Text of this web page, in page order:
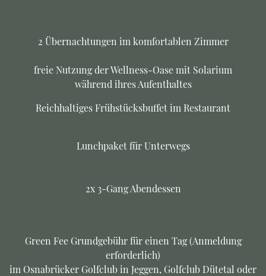
2 Übernachtungen im komfortablen Zimmer
freie Nutzung der Wellness-Oase mit Solarium
während ihres Aufenthaltes
Reichhaltiges Frühstücksbuffet im Restaurant
Lunchpaket für Unterwegs
2x 3-Gang Abendessen
Green Fee Grundgebühr für einen Tag (Anmeldung
erforderlich)
im Osnabrücker Golfclub in Jeggen, Golfclub Dütetal oder